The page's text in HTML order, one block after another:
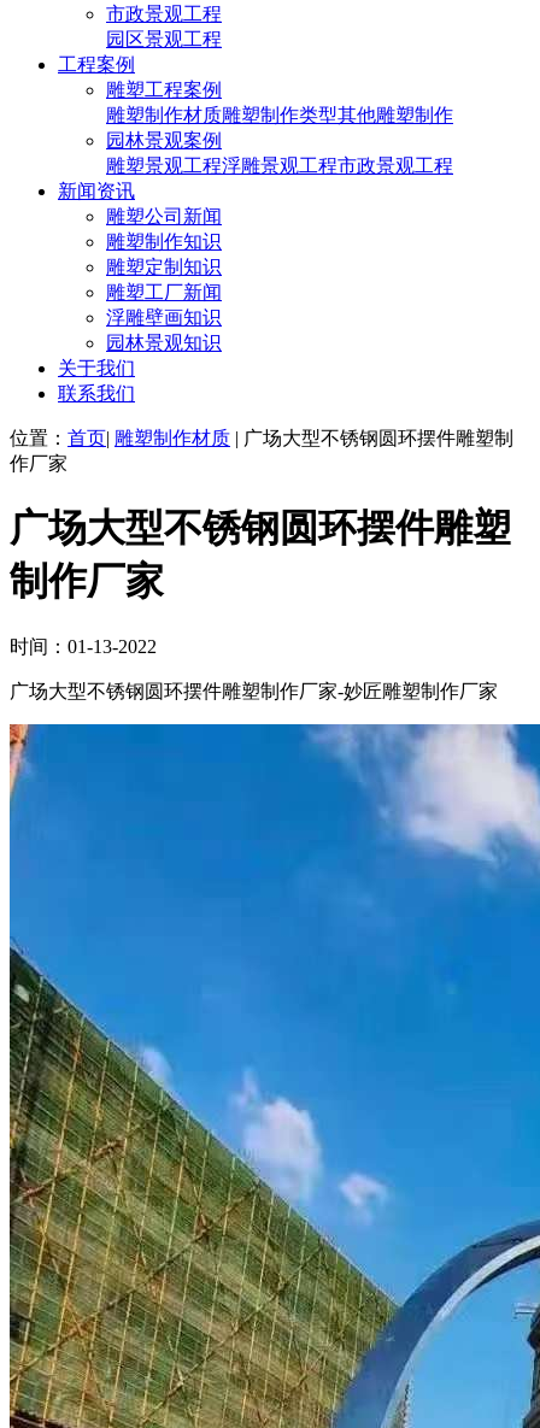
市政景观工程
园区景观工程
工程案例
雕塑工程案例
雕塑制作材质雕塑制作类型其他雕塑制作
园林景观案例
雕塑景观工程浮雕景观工程市政景观工程
新闻资讯
雕塑公司新闻
雕塑制作知识
雕塑定制知识
雕塑工厂新闻
浮雕壁画知识
园林景观知识
关于我们
联系我们
位置： 首页| 雕塑制作材质 | 广场大型不锈钢圆环摆件雕塑制
作厂家
广场大型不锈钢圆环摆件雕塑
制作厂家
时间：01-13-2022
广场大型不锈钢圆环摆件雕塑制作厂家-妙匠雕塑制作厂家